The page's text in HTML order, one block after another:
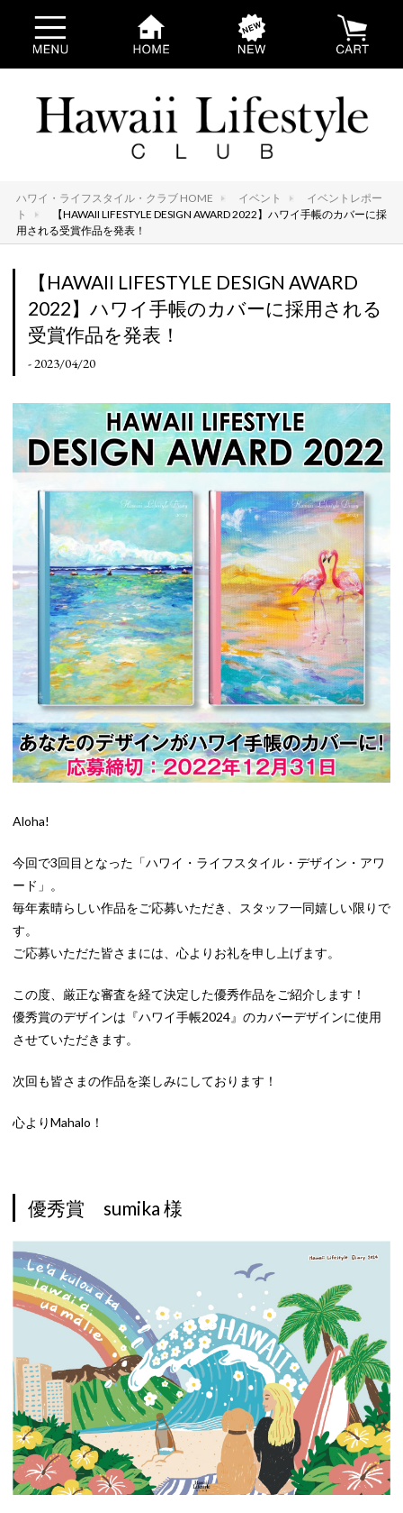
ハワイ・ライフスタイル・クラブ HOME イベント
イベントレポー
ト
【HAWAII LIFESTYLE DESIGN AWARD 2022】ハワイ手帳のカバーに採
用される受賞作品を発表！
【HAWAII LIFESTYLE DESIGN AWARD
2022】ハワイ手帳のカバーに採用される
受賞作品を発表！
- 2023/04/20
Aloha!
今回で3回目となった「ハワイ・ライフスタイル・デザイン・アワ
ード」。
毎年素晴らしい作品をご応募いただき、スタッフ一同嬉しい限りで
す。
ご応募いただた皆さまには、心よりお礼を申し上げます。
この度、厳正な審査を経て決定した優秀作品をご紹介します！
優秀賞のデザインは『ハワイ手帳2024』のカバーデザインに使用
させていただきます。
次回も皆さまの作品を楽しみにしております！
心よりMahalo！
優秀賞 sumika 様